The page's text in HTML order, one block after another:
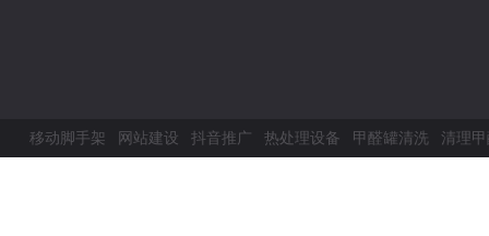
移动脚手架 网站建设 抖音推广 热处理设备 甲醛罐清洗 清理